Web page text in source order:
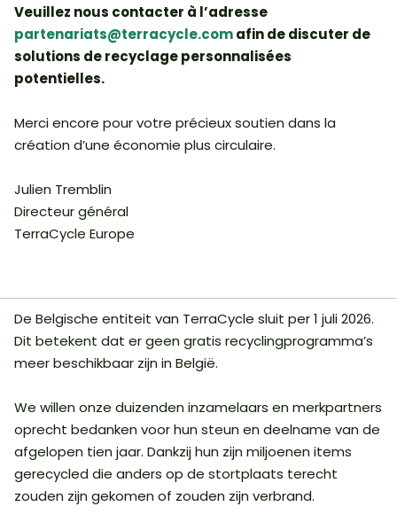
Veuillez nous contacter à l’adresse
partenariats@terracycle.comafin de discuter de
solutions de recyclage personnalisées
potentielles.
Merci encore pour votre précieux soutien dans la
création d’une économie plus circulaire.
Julien Tremblin
Directeur général
TerraCycle Europe
De Belgische entiteit van TerraCycle sluit per 1 juli 2026.
Dit betekent dat er geen gratis recyclingprogramma’s
meer beschikbaar zijn in België.
We willen onze duizenden inzamelaars en merkpartners
oprecht bedanken voor hun steun en deelname van de
afgelopen tien jaar. Dankzij hun zijn miljoenen items
gerecycled die anders op de stortplaats terecht
zouden zijn gekomen of zouden zijn verbrand.